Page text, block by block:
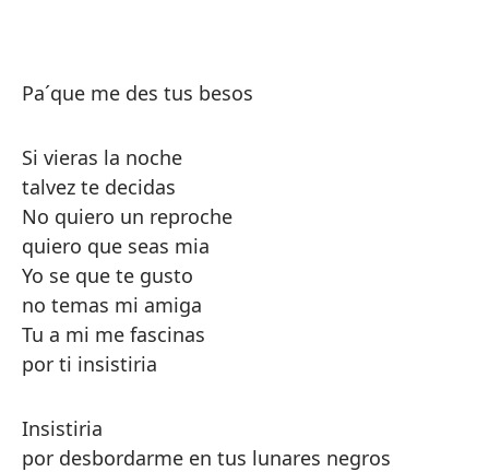
Pa´que me des tus besos
Si vieras la noche
talvez te decidas
No quiero un reproche
quiero que seas mia
Yo se que te gusto
no temas mi amiga
Tu a mi me fascinas
por ti insistiria
Insistiria
por desbordarme en tus lunares negros